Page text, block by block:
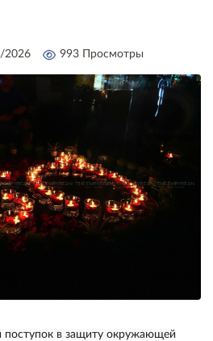
2026 993 Просмотры
в защиту окружающей